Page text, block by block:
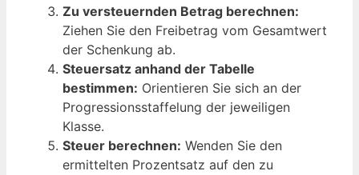
Zu versteuernden Betrag berechnen:
Ziehen Sie den Freibetrag vom Gesamtwert
der Schenkung ab.
Steuersatz anhand der Tabelle
bestimmen: Orientieren Sie sich an der
Progressionsstaffelung der jeweiligen
Klasse.
Steuer berechnen: Wenden Sie den
ermittelten Prozentsatz auf den zu